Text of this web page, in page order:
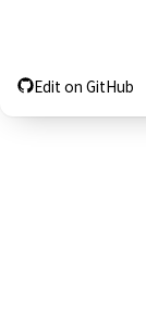
Edit on GitHub